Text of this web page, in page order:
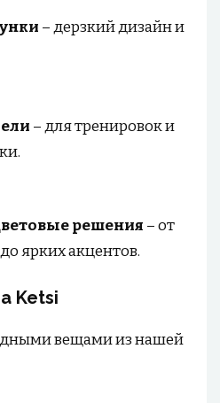
– дерзкий дизайн и
– для тренировок и
решения – от
ярких акцентов.
Ketsi
вещами из нашей